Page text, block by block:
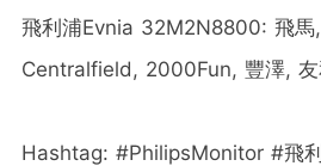
飛利浦Evnia 32M2N8800: 飛馬
Centralfield, 2000Fun, 豐澤, 友
Hashtag: #PhilipsMonitor #飛